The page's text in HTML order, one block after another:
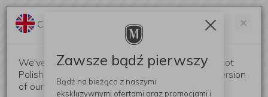
×
Change language?
We've detected that your browser language is not
Polish. Would you like to switch to the English version
of our website?
Zawsze bądź pierwszy
Bądź na bieżąco z naszymi
ekskluzywnymi ofertami oraz promocjami i